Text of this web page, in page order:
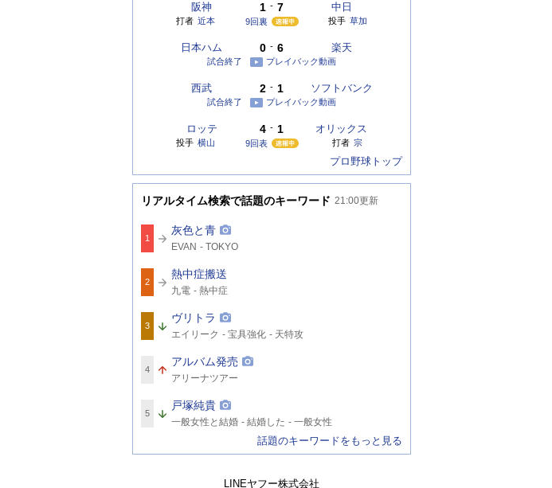
阪神 中日
9回裏
1 - 7
打者 近本 投手 草加
日本ハム 楽天
試合終了 プレイバック動画
0 - 6
西武 ソフトバンク
試合終了 プレイバック動画
2 - 1
ロッテ オリックス
9回表
4 - 1
投手 横山 打者 宗
プロ野球トップ
リアルタイム検索で話題のキーワード 21:00更新
1
灰色と青
関
連
ー
ド
EVAN TOKYO
2
熱中症搬送
関
連
ー
ド
九電 熱中症
3
ヴリトラ
連
ー
ド
エイリーク 宝具強化 天特攻
4
アルバム発売
関
連
ー
ド
アリーナツアー
5
戸塚純貴
関
連
一般女性と結婚 結婚した 一般女性
話題のキーワードをもっと見る
LINEヤフー株式会社